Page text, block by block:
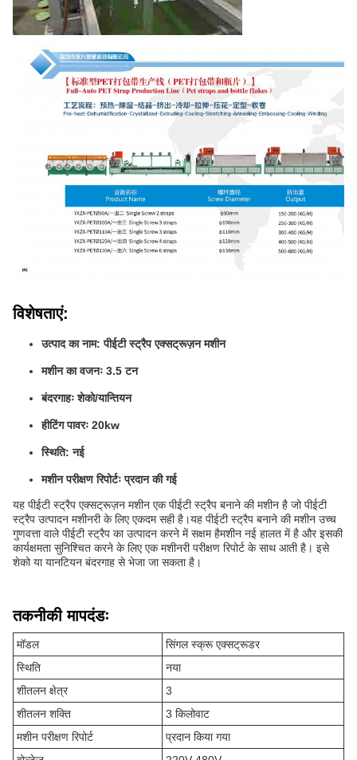
विशेषताएं:
उत्पाद का नाम: पीईटी स्ट्रैप एक्सट्रूज़न मशीन
मशीन का वजनः 3.5 टन
बंदरगाहः शेको/यान्तियन
हीटिंग पावरः 20kw
स्थिति: नई
मशीन परीक्षण रिपोर्टः प्रदान की गई
यह पीईटी स्ट्रैप एक्सट्रूज़न मशीन एक पीईटी स्ट्रैप बनाने की मशीन है जो पीईटी
स्ट्रैप उत्पादन मशीनरी के लिए एकदम सही है।यह पीईटी स्ट्रैप बनाने की मशीन उच्च
गुणवत्ता वाले पीईटी स्ट्रैप का उत्पादन करने में सक्षम हैमशीन नई हालत में है और इसकी
कार्यक्षमता सुनिश्चित करने के लिए एक मशीनरी परीक्षण रिपोर्ट के साथ आती है। इसे
शेको या यानटियन बंदरगाह से भेजा जा सकता है।
तकनीकी मापदंडः
मॉडल
सिंगल स्क्रू एक्सट्रूडर
स्थिति
नया
शीतलन क्षेत्र
3
शीतलन शक्ति
3 किलोवाट
मशीन परीक्षण रिपोर्ट
प्रदान किया गया